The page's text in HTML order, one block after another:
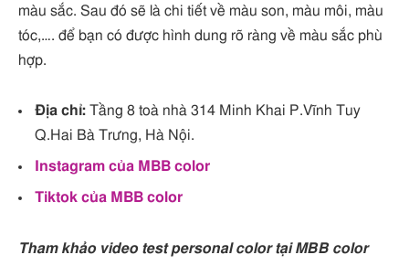
màu sắc. Sau đó sẽ là chi tiết về màu son, màu môi, màu
tóc,…. để bạn có được hình dung rõ ràng về màu sắc phù
hợp.
Địa chỉ: Tầng 8 toà nhà 314 Minh Khai P.Vĩnh Tuy
Q.Hai Bà Trưng, Hà Nội.
Instagram của MBB color
Tiktok của MBB color
Tham khảo video test personal color tại MBB color